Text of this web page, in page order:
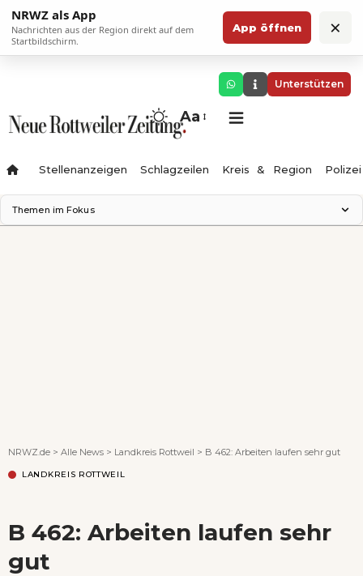
NRWZ als App
Nachrichten aus der Region direkt auf dem
Startbildschirm.
App öffnen ×
Unterstützen
Aa
Stellenanzeigen Schlagzeilen Kreis & Region Polizei
Themen im Fokus
NRWZ.de > Alle News > Landkreis Rottweil > B 462: Arbeiten laufen sehr gut
LANDKREIS ROTTWEIL
B 462: Arbeiten laufen sehr
gut